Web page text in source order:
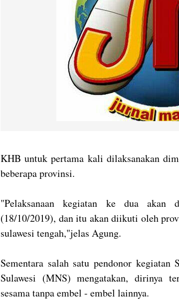
KHB untuk pertama kali dilaksanakan
beberapa provinsi.
"Pelaksanaan kegiatan ke dua akan
(18/10/2019), dan itu akan diikuti oleh
sulawesi tengah,"jelas Agung.
Sementara salah satu pendonor
Sulawesi (MNS) mengatakan, dirinya
sesama tanpa embel - embel lainnya.